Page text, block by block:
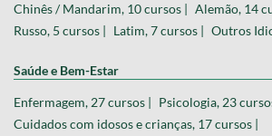
Chinês / Mandarim, 10 cursos |
Alemão, 14
Russo, 5 cursos |
Latim, 7 cursos | Outros
Saúde e Bem-Estar
Enfermagem, 27 cursos |
Psicologia, 23
Cuidados com idosos e crianças, 17 cursos |